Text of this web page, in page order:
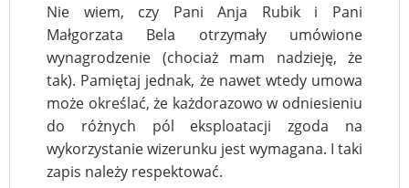
Nie wiem, czy Pani Anja Rubik i Pani
Małgorzata Bela otrzymały umówione
wynagrodzenie (chociaż mam nadzieję, że
tak). Pamiętaj jednak, że nawet wtedy umowa
może określać, że każdorazowo w odniesieniu
do różnych pól eksploatacji zgoda na
wykorzystanie wizerunku jest wymagana. I taki
zapis należy respektować.